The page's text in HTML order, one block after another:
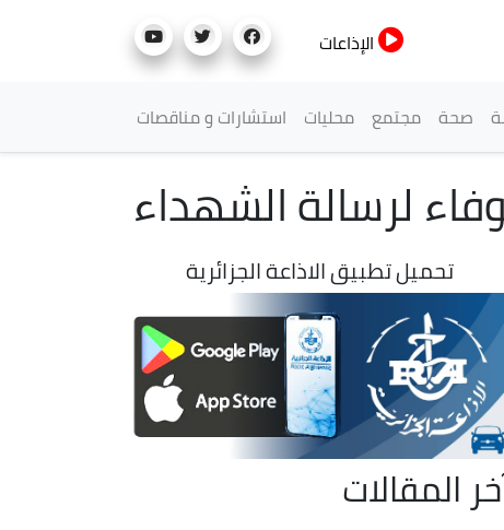
الإذاعات
صحة مجتمع محليات استشارات و مناقصات
لرسالة الشهداء
تحميل تطبيق الاذاعة الجزائرية
المقالات